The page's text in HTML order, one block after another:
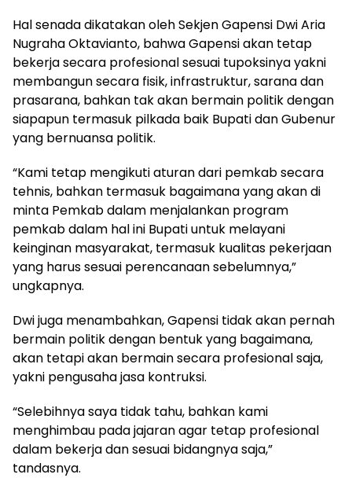
Hal senada dikatakan oleh Sekjen Gapensi Dwi Aria
Nugraha Oktavianto, bahwa Gapensi akan tetap
bekerja secara profesional sesuai tupoksinya yakni
membangun secara fisik, infrastruktur, sarana dan
prasarana, bahkan tak akan bermain politik dengan
siapapun termasuk pilkada baik Bupati dan Gubenur
yang bernuansa politik.
“Kami tetap mengikuti aturan dari pemkab secara
tehnis, bahkan termasuk bagaimana yang akan di
minta Pemkab dalam menjalankan program
pemkab dalam hal ini Bupati untuk melayani
keinginan masyarakat, termasuk kualitas pekerjaan
yang harus sesuai perencanaan sebelumnya,”
ungkapnya.
Dwi juga menambahkan, Gapensi tidak akan pernah
bermain politik dengan bentuk yang bagaimana,
akan tetapi akan bermain secara profesional saja,
yakni pengusaha jasa kontruksi.
“Selebihnya saya tidak tahu, bahkan kami
menghimbau pada jajaran agar tetap profesional
dalam bekerja dan sesuai bidangnya saja,”
tandasnya.